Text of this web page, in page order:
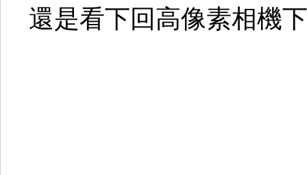
還是看下回高像素相機